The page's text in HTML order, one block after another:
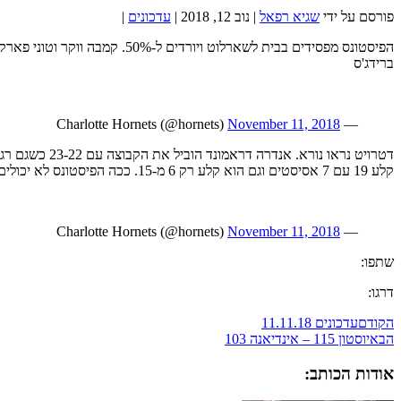
פורסם על ידי שגיא רפאל | נוב 12, 2018 | עדכונים |
ברידג'ס
— Charlotte Hornets (@hornets)
November 11, 2018
קלע 19 עם 7 אסיסטים וגם הוא קלע רק 6 מ-15. ככה הפיסטונס לא יכולים לנצח.
— Charlotte Hornets (@hornets)
November 11, 2018
שתפו:
דרגו:
הקודםעדכונים 11.11.18
הבאיוסטון 115 – אינדיאנה 103
אודות הכותב: